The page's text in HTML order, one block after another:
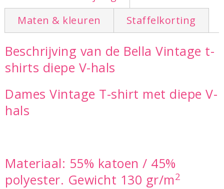
Maten & kleuren
Staffelkorting
Beschrijving van de Bella Vintage t-
shirts diepe V-hals
Dames Vintage T-shirt met diepe V-
hals
Materiaal: 55% katoen / 45%
polyester. Gewicht 130 gr/m2